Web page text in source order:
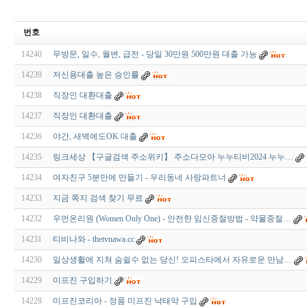
번호
14240 무방문, 일수, 월변, 급전 - 당일 30만원 500만원 대출 가능
14239 저신용대출 높은 승인률
14238 직장인 대환대출
14237 직장인 대환대출
14236 야간, 새벽에도OK 대출
14235 링크세상 【구글검색 주소위키】 주소다모아 누누티비2024 누누…
14234 여자친구 5분만에 만들기 - 우리동네 사랑파트너
14233 지금 쪽지 검색 찾기 무료
14232 우먼온리원 (Women Only One) - 안전한 임신중절방법 - 약물중절…
14231 티비나와 - thetvnawa.cc
14230 일상생활에 지쳐 숨쉴수 없는 당신! 오피스타에서 자유로운 만남…
14229 미프진 구입하기
14228 미프진코리아 - 정품 미프진 낙태약 구입